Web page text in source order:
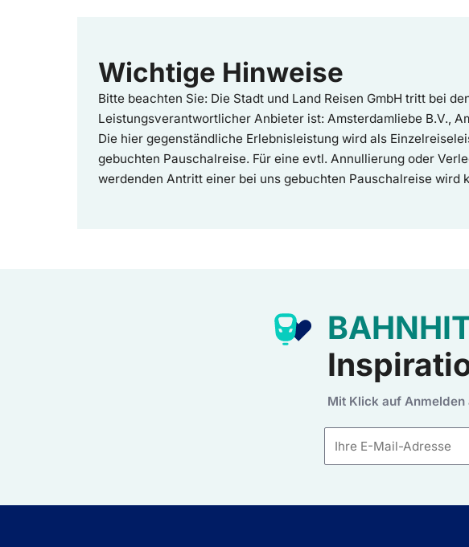
Wichtige Hinweise
Bitte beachten Sie: Die Stadt und Land Reisen GmbH tritt bei
Leistungsverantwortlicher Anbieter ist: Amsterdamliebe B.V.,
Die hier gegenständliche Erlebnisleistung wird als
gebuchten Pauschalreise. Für eine evtl. Annullierung oder
werdenden Antritt einer bei uns gebuchten Pauschalreise wird
Mit Klick auf